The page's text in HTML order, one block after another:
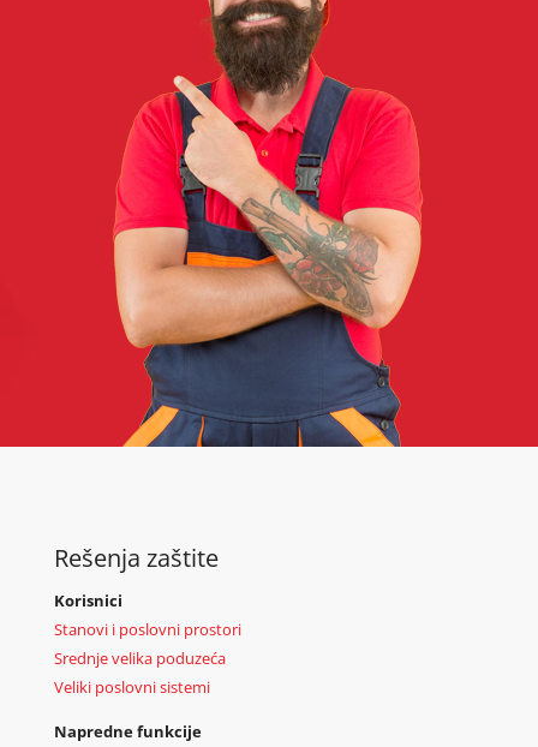
Rešenja zaštite
Korisnici
Stanovi i poslovni prostori
Srednje velika poduzeća
Veliki poslovni sistemi
Napredne funkcije